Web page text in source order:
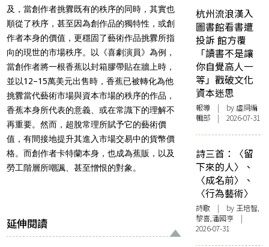
及，當創作者挑釁既有的秩序的同時，其實也
順從了秩序，甚至因為創作品的獨特性，或創
作者本身的價值，更穩固了藝術作品挑釁所指
向的現世的市場秩序。以《喜劇演員》為例，
當創作者將一根香蕉以封箱膠帶貼在牆上時，
並以12–15萬美元出售時，香蕉已被轉化為他
挑釁當代藝術市場與資本市場的秩序的作品，
香蕉本身所代表的意義、或在常識下的理解不
再重要。然而，超脫常理所賦予它的藝術價
值，有間接地提升其進入市場交易中的貨幣價
格。而創作者卡特蘭本身，也成為蕉販，以及
勞工階層所嘲諷、甚至憎恨的對象。
延伸閱讀
杭州流浪漢入
圖書館看書遭
投訴 館方覆
「讀書不是讓
你自覺高人一
等」戳破文化
資本迷思
報導 | by 虛詞編
輯部 | 2026-07-31
詩三首：〈留
下來的人〉、
〈成名前〉、
〈行為藝術〉
詩歌 | by 王培智,
黎喜,潘國亨 |
2026-07-31